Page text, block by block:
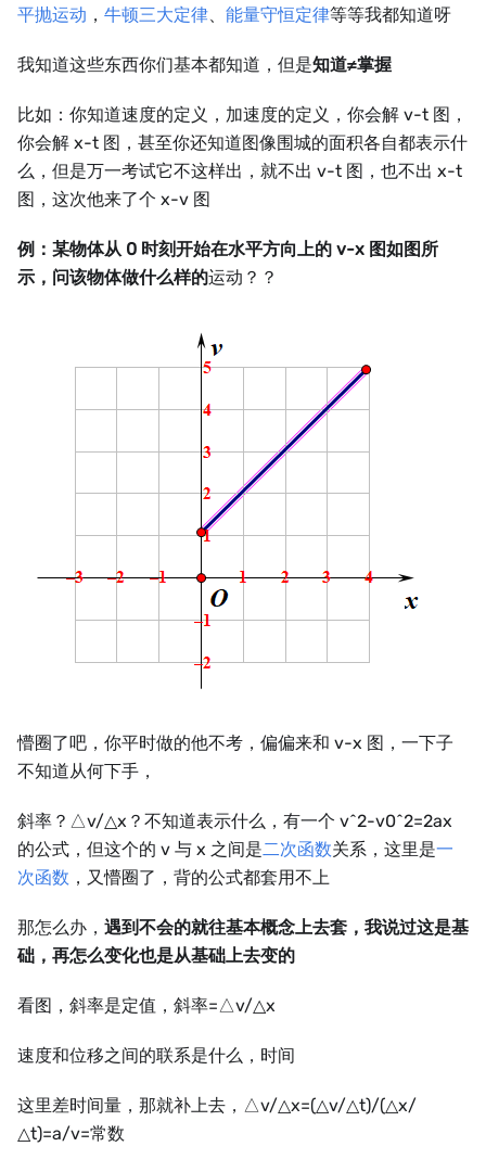
平抛运动 ， 牛顿三大定律、 能量守恒定律等等我都知道呀
我知道这些东西你们基本都知道，但是知道≠掌握
比如：你知道速度的定义，加速度的定义，你会解 v-t 图，
你会解 x-t 图，甚至你还知道图像围城的面积各自都表示什
么，但是万一考试它不这样出，就不出 v-t 图，也不出 x-t
图，这次他来了个 x-v 图
例：某物体从 0 时刻开始在水平方向上的 v-x 图如图所
示，问该物体做什么样的运动？？
懵圈了吧，你平时做的他不考，偏偏来和 v-x 图，一下子
不知道从何下手，
斜率？△v/△x？不知道表示什么，有一个 v^2-v0^2=2ax
的公式，但这个的 v 与 x 之间是二次函数关系，这里是一
次函数 ，又懵圈了，背的公式都套用不上
那怎么办， 遇到不会的就往基本概念上去套，我说过这是基
础，再怎么变化也是从基础上去变的
看图，斜率是定值，斜率=△v/△x
速度和位移之间的联系是什么，时间
这里差时间量，那就补上去，△v/△x=(△v/△t)/(△x/
△t)=a/v=常数